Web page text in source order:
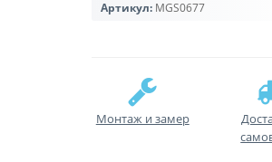
Артикул: МGS0677
Монтаж и замер